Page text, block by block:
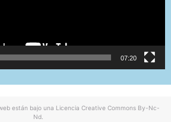
07:20
están bajo una Licencia Creative Commons By-Nc-
Nd.